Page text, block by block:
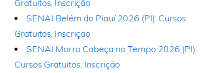
Gratuitos, Inscrição
SENAI Belém do Piauí 2026 (PI): Cursos
Gratuitos, Inscrição
SENAI Morro Cabeça no Tempo 2026 (PI):
Cursos Gratuitos, Inscrição